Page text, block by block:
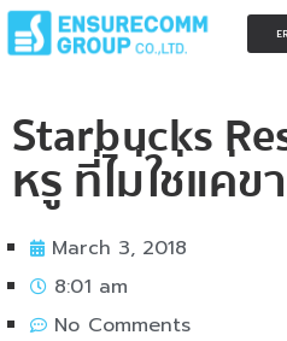
Starbucks
หรู ที่ไม่ใช่แค่
March 3, 2018
8:01 am
No Comments